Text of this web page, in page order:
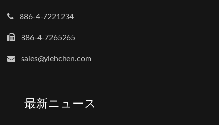
886-4-7221234
886-4-7265265
sales@yiehchen.com
最新ニュース